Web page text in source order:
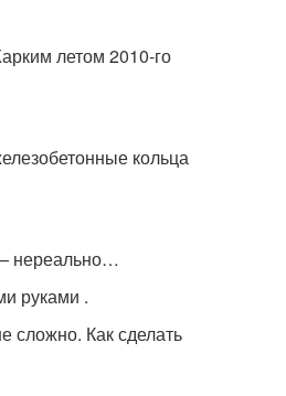
летом 2010-го
кольца
нереально…
руками .
сложно. Как сделать